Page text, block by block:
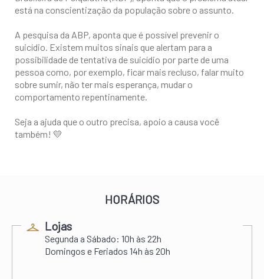
está na conscientização da população sobre o assunto.
A pesquisa da ABP, aponta que é possível prevenir o
suicídio. Existem muitos sinais que alertam para a
possibilidade de tentativa de suicídio por parte de uma
pessoa como, por exemplo, ficar mais recluso, falar muito
sobre sumir, não ter mais esperança, mudar o
comportamento repentinamente.
Seja a ajuda que o outro precisa, apoio a causa você
também! 💛
HORÁRIOS
Lojas
Segunda a Sábado: 10h às 22h
Domingos e Feriados 14h às 20h